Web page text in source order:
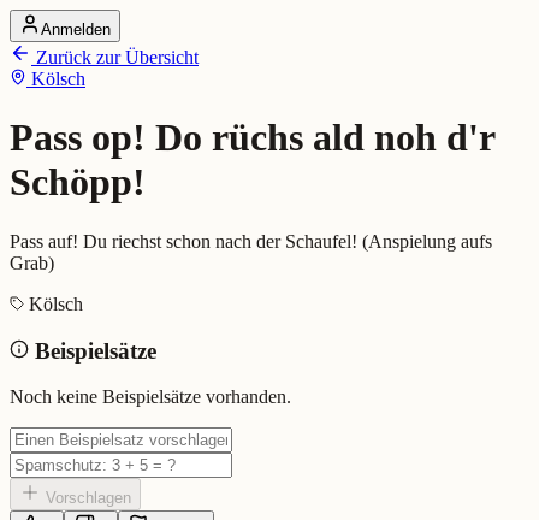
Startseite
Alle Dialekte
Dialekte vergleichen
Dialekt-Karte
Ranking
Blog
Pass op! Do rüchs ald noh d'r
Eingereicht von: Mundwerk Team
Anmelden
Zurück zur Übersicht
Kölsch
Pass op! Do rüchs ald noh d'r
Schöpp!
Pass auf! Du riechst schon nach der Schaufel! (Anspielung aufs
Grab)
Kölsch
Beispielsätze
Noch keine Beispielsätze vorhanden.
Vorschlagen